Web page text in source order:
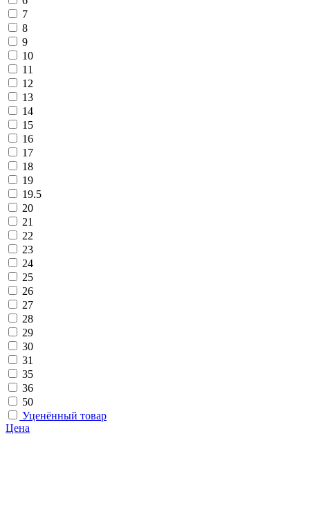
7
8
9
10
11
12
13
14
15
16
17
18
19
19.5
20
21
22
23
24
25
26
27
28
29
30
31
35
36
50
Уценённый товар
Цена